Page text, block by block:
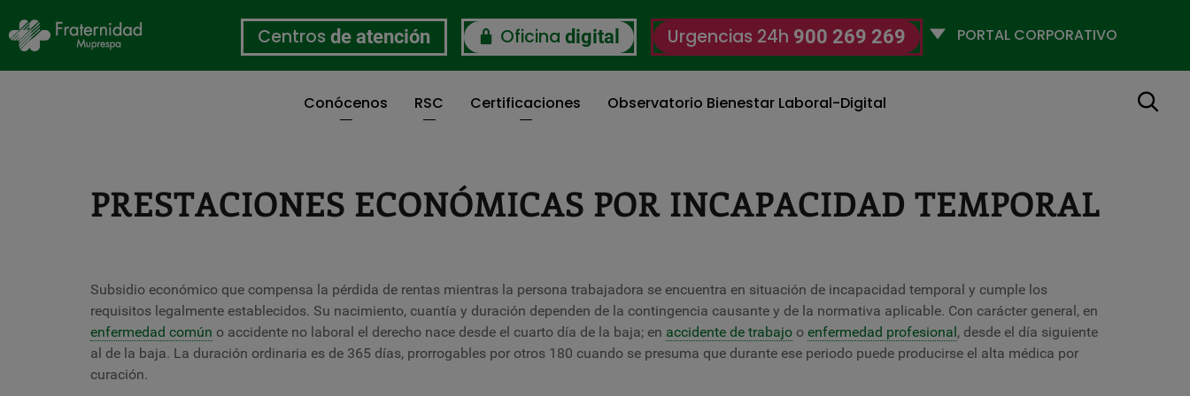
Centros de atención Oficina digital Urgencias 24h 900 269 269
Selecciona
Conócenos RSC Certificaciones Observatorio Bienestar Laboral-Digital Buscar
PRESTACIONES ECONÓMICAS POR INCAPACIDAD TEMPORAL
Subsidio económico que compensa la pérdida de rentas mientras la persona trabajadora se encuentra en situación de incapacidad temporal y cumple los
requisitos legalmente establecidos. Su nacimiento, cuantía y duración dependen de la contingencia causante y de la normativa aplicable. Con carácter general, en
enfermedad común o accidente no laboral el derecho nace desde el cuarto día de la baja; en accidente de trabajo o enfermedad profesional, desde el día siguiente
al de la baja. La duración ordinaria es de 365 días, prorrogables por otros 180 cuando se presuma que durante ese periodo puede producirse el alta médica por
curación.